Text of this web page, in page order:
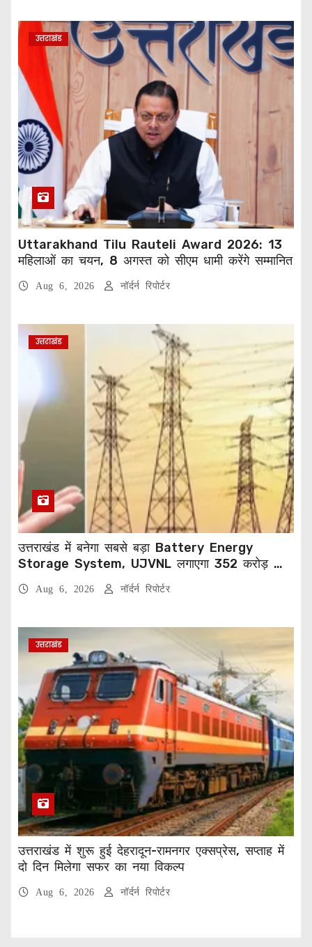
उत्तराखंड
Uttarakhand Tilu Rauteli Award 2026: 13
महिलाओं का चयन, 8 अगस्त को सीएम धामी करेंगे सम्मानित
Aug 6, 2026 नॉर्दर्न रिपोर्टर
उत्तराखंड
उत्तराखंड में बनेगा सबसे बड़ा Battery Energy
Storage System, UJVNL लगाएगा 352 करोड़ का
प्रोजेक्ट
Aug 6, 2026 नॉर्दर्न रिपोर्टर
उत्तराखंड
उत्तराखंड में शुरू हुई देहरादून-रामनगर एक्सप्रेस, सप्ताह में
दो दिन मिलेगा सफर का नया विकल्प
Aug 6, 2026 नॉर्दर्न रिपोर्टर